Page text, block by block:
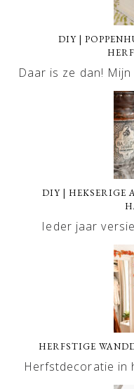
DIY |
Daar is ze dan!
DIY | HEKSERIGE
Ieder jaar
HERFSTIGE
Herfstdecoratie in